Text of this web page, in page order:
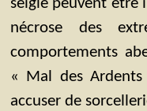
seigle peuvent être
nécrose des
comportements
« Mal des
accuser de